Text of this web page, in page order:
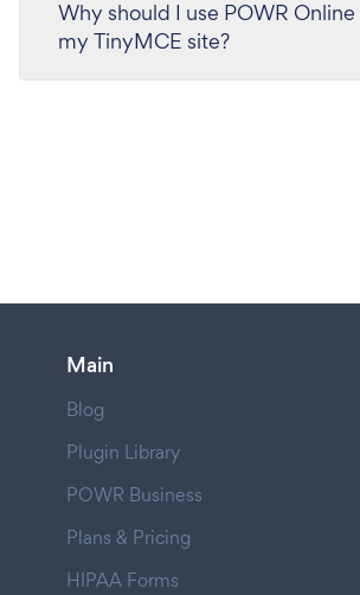
Why should I use POWR
my TinyMCE site?
Main
Blog
Plugin Library
POWR Business
Plans & Pricing
HIPAA Forms